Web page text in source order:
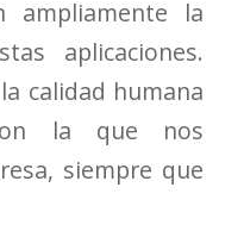
ampliamente la
aplicaciones.
calidad humana
la que nos
siempre que